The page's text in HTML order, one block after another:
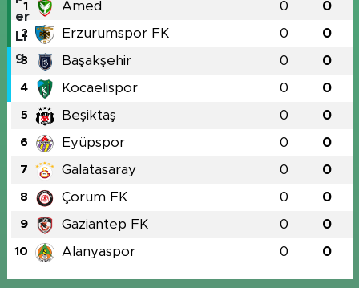
1 Amed 0 0
2 Erzurumspor FK 0 0
3 Başakşehir 0 0
4 Kocaelispor 0 0
5 Beşiktaş 0 0
6 Eyüpspor 0 0
7 Galatasaray 0 0
8 Çorum FK 0 0
9 Gaziantep FK 0 0
10 Alanyaspor 0 0